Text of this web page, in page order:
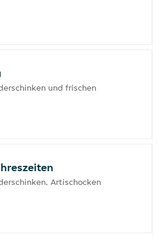
und frischen
Artischocken